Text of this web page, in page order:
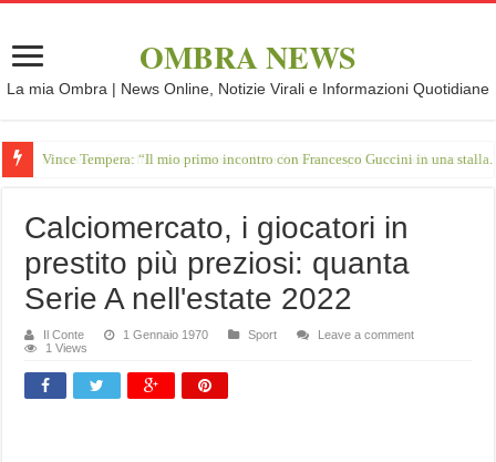
OMBRA NEWS
La mia Ombra | News Online, Notizie Virali e Informazioni Quotidiane
Vince Tempera: “Il mio primo incontro con Francesco Guccini in una
Calciomercato, i giocatori in
prestito più preziosi: quanta
Serie A nell'estate 2022
Il Conte 1 Gennaio 1970 Sport
Leave a comment
1 Views